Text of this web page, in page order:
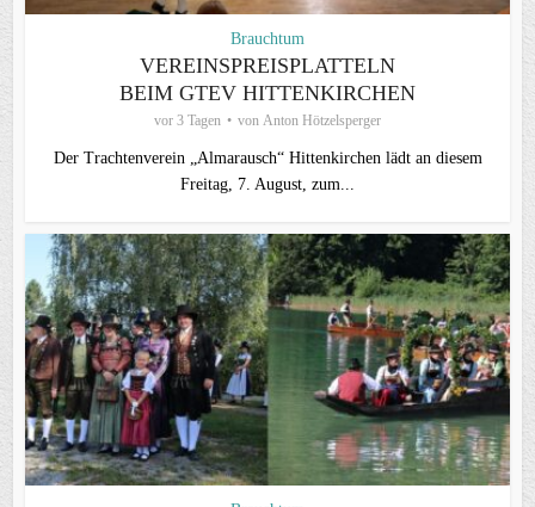
Brauchtum
VEREINSPREISPLATTELN
BEIM GTEV HITTENKIRCHEN
vor 3 Tagen von Anton Hötzelsperger
Der Trachtenverein „Almarausch“ Hittenkirchen lädt an diesem
Freitag, 7. August, zum...